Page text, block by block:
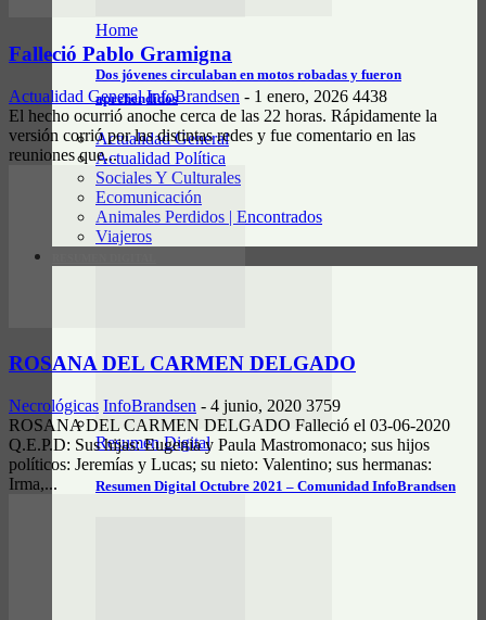
Home
Dos jóvenes circulaban en motos robadas y fueron
aprehendidos
Actualidad General
Actualidad Política
Sociales Y Culturales
Ecomunicación
Animales Perdidos | Encontrados
Viajeros
Resumen Digital
Resumen Digital Octubre 2021 – Comunidad InfoBrandsen
Falleció Pablo Gramigna
Actualidad General InfoBrandsen - 1 enero, 2026 4438
El hecho ocurrió anoche cerca de las 22 horas. Rápidamente la
versión corrió por las distintas redes y fue comentario en las
reuniones que...
ROSANA DEL CARMEN DELGADO
Necrológicas InfoBrandsen - 4 junio, 2020 3759
ROSANA DEL CARMEN DELGADO Falleció el 03-06-2020
Q.E.P.D: Sus hijas: Eugenia y Paula Mastromonaco; sus hijos
políticos: Jeremías y Lucas; su nieto: Valentino; sus hermanas:
Irma,...